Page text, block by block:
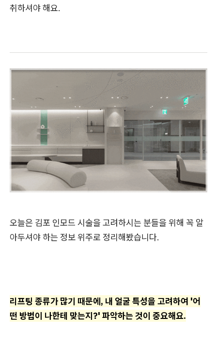
취하셔야 해요.
오늘은 김포 인모드 시술을 고려하시는 분들을 위해 꼭 알
아두셔야 하는 정보 위주로 정리해봤습니다.
리프팅 종류가 많기 때문에, 내 얼굴 특성을 고려하여 '어
떤 방법이 나한테 맞는지?' 파악하는 것이 중요해요.